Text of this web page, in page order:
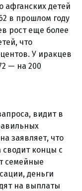
афганских детей
в прошлом году
рост еще более
что
У иракцев
— на 200
видит в
заявляет, что
сводит концы с
семейные
деньги
на выплаты